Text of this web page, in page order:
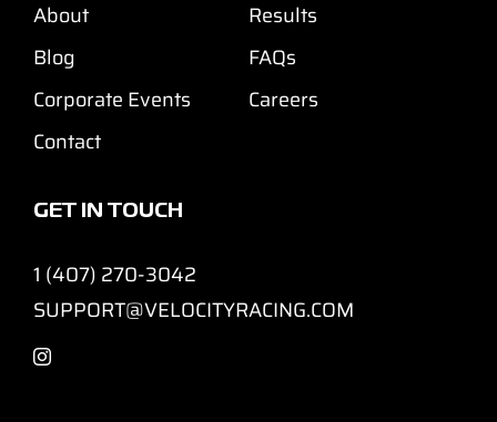
About
Results
Blog
FAQs
Corporate Events
Careers
Contact
GET IN TOUCH
1 (407) 270-3042
SUPPORT@VELOCITYRACING.COM